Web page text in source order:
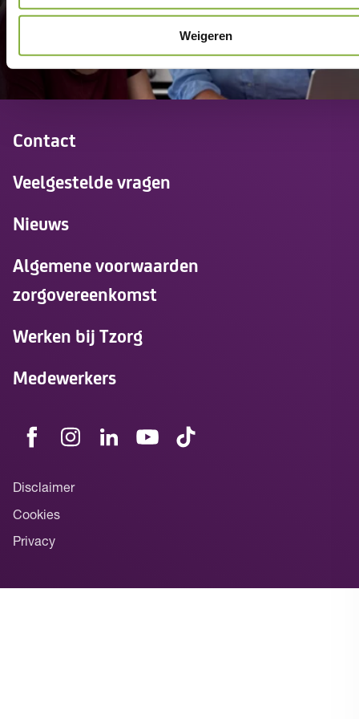
Weigeren
Contact
Veelgestelde vragen
Nieuws
Algemene voorwaarden
zorgovereenkomst
Werken bij Tzorg
Medewerkers
Disclaimer
Cookies
Privacy